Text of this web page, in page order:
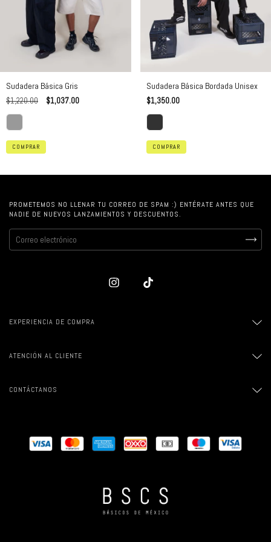
Sudadera Básica Gris
$1,220.00 $1,037.00
COMPRAR
Sudadera Básica Bordada Unisex
$1,350.00
COMPRAR
PROMETEMOS NO LLENAR TU CORREO DE SPAM :) ENTÉRATE ANTES QUE
NADIE DE NUEVOS LANZAMIENTOS Y DESCUENTOS.
EXPERIENCIA DE COMPRA
ATENCIÓN AL CLIENTE
CONTÁCTANOS